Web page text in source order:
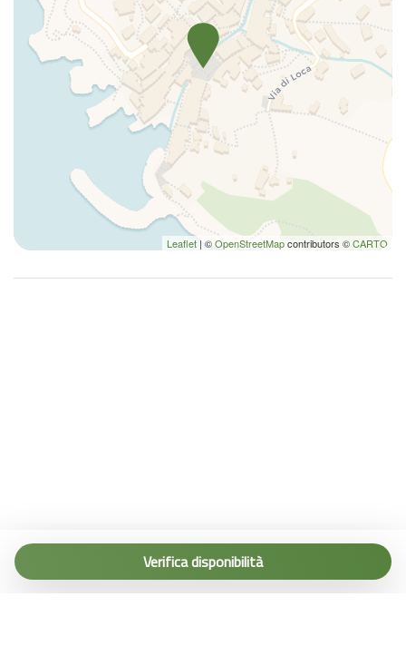
Leaflet | ©OpenStreetMapcontributors ©CARTO
Verifica disponibilità
Tel. (+39) 0187 1560067
info@terremarine.it
Scrivici su WhatsApp